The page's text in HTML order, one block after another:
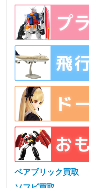
ベアブリック買取